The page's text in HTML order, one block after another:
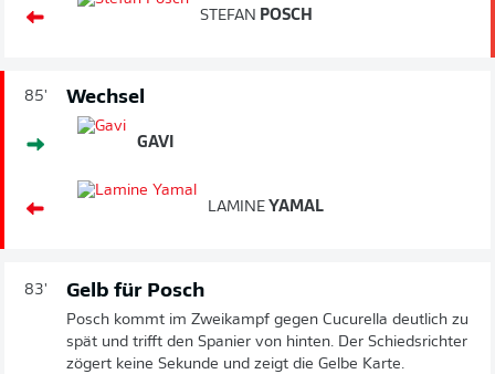
STEFAN POSCH
85' Wechsel
GAVI
LAMINE YAMAL
83' Gelb für Posch
Posch kommt im Zweikampf gegen Cucurella deutlich zu
spät und trifft den Spanier von hinten. Der Schiedsrichter
zögert keine Sekunde und zeigt die Gelbe Karte.